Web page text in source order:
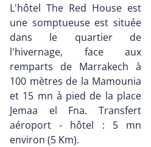
L'hôtel The Red House est
une somptueuse est située
dans le quartier de
l'hivernage, face aux
remparts de Marrakech à
100 mètres de la Mamounia
et 15 mn à pied de la place
Jemaa el Fna. Transfert
aéroport - hôtel : 5 mn
environ (5 Km).